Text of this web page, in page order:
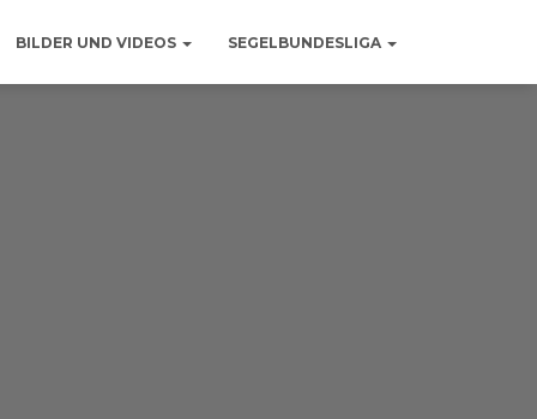
BILDER UND VIDEOS SEGELBUNDESLIGA